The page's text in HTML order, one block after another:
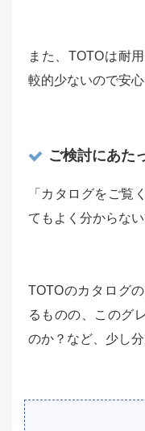
また、TOTOは耐
較的少ないので安心
ご検討にあた
「カタログをご覧
てもよく分からな
TOTOのカタログ
るものの、このグ
のか？など、少し